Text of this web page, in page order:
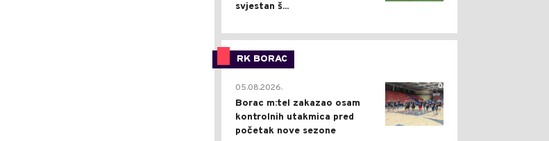
svjestan š...
RK BORAC
0
05.08.2026.
Borac m:tel zakazao osam
kontrolnih utakmica pred
početak nove sezone